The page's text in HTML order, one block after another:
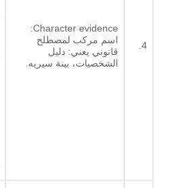
4.
Character evidence:
اسم مركب لمصطلح
قانوني يعني: دليل
الشخصيات، بينة سيريه.